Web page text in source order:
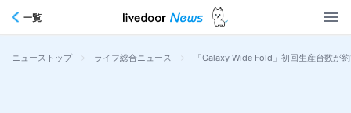
一覧
ニューストップ > ライフ総合ニュース > 「Galaxy Wide Fold」初回生産台数が